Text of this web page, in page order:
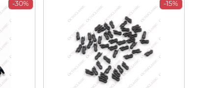
-30% -15%